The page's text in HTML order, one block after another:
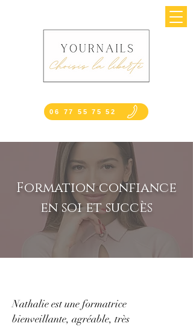
06 77 55 75 52
Formation confiance
en soiet succès
Nathalie est une formatrice
bienveillante, agréable, très